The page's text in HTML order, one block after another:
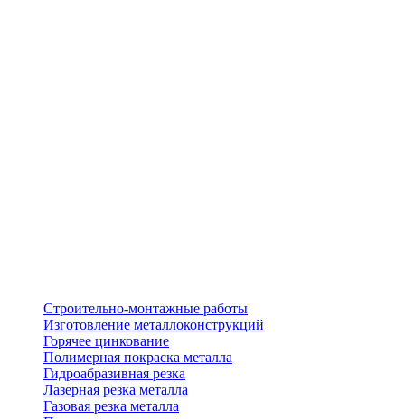
Строительно-монтажные работы
Изготовление металлоконструкций
Горячее цинкование
Полимерная покраска металла
Гидроабразивная резка
Лазерная резка металла
Газовая резка металла